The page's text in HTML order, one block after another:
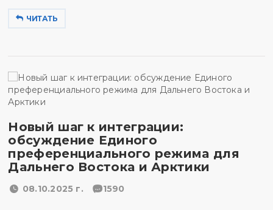
ЧИТАТЬ
Новый шаг к интеграции:
обсуждение Единого
преференциального режима для
Дальнего Востока и Арктики
08.10.2025 г. 1590